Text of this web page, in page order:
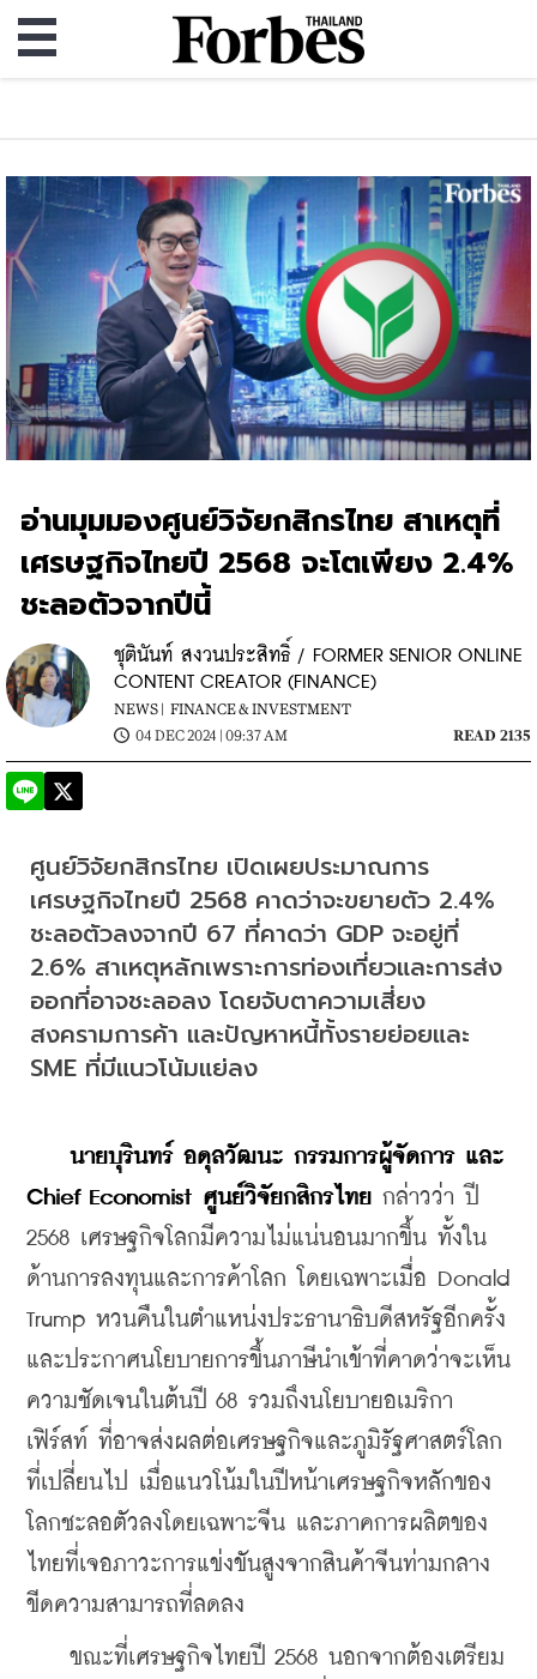
อ่านมุมมองศูนย์วิจัยกสิกรไทย สาเหตุที่
เศรษฐกิจไทยปี 2568 จะโตเพียง 2.4%
ชะลอตัวจากปีนี้
ชุตินันท์ สงวนประสิทธิ์ / FORMER SENIOR ONLINE
CONTENT CREATOR (FINANCE)
NEWS | FINANCE & INVESTMENT
04 DEC 2024 | 09:37 AM
READ 2135
ศูนย์วิจัยกสิกรไทย เปิดเผยประมาณการ
เศรษฐกิจไทยปี 2568 คาดว่าจะขยายตัว 2.4%
ชะลอตัวลงจากปี 67 ที่คาดว่า GDP จะอยู่ที่
2.6% สาเหตุหลักเพราะการท่องเที่ยวและการส่ง
ออกที่อาจชะลอลง โดยจับตาความเสี่ยง
สงครามการค้า และปัญหาหนี้ทั้งรายย่อยและ
SME ที่มีแนวโน้มแย่ลง
นายบุรินทร์ อดุลวัฒนะ กรรมการผู้จัดการ และ
Chief Economist ศูนย์วิจัยกสิกรไทย กล่าวว่า ปี
2568 เศรษฐกิจโลกมีความไม่แน่นอนมากขึ้น ทั้งใน
ด้านการลงทุนและการค้าโลก โดยเฉพาะเมื่อ Donald
Trump หวนคืนในตำแหน่งประธานาธิบดีสหรัฐอีกครั้ง
และประกาศนโยบายการขึ้นภาษีนำเข้าที่คาดว่าจะเห็น
ความชัดเจนในต้นปี 68 รวมถึงนโยบายอเมริกา
เฟิร์สท์ ที่อาจส่งผลต่อเศรษฐกิจและภูมิรัฐศาสตร์โลก
ที่เปลี่ยนไป เมื่อแนวโน้มในปีหน้าเศรษฐกิจหลักของ
โลกชะลอตัวลงโดยเฉพาะจีน และภาคการผลิตของ
ไทยที่เจอภาวะการแข่งขันสูงจากสินค้าจีนท่ามกลาง
ขีดความสามารถที่ลดลง
ขณะที่เศรษฐกิจไทยปี 2568 นอกจากต้องเตรียม